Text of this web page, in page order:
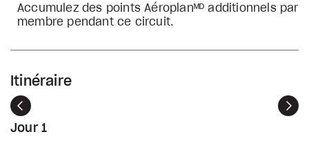
Accumulez des points Aéroplanᴹᴰ additionnels par
membre pendant ce circuit.
Itinéraire
Précédent
Jour 1